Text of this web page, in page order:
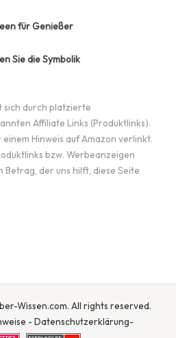
für Genießer
Sie die Symbolik
sich durch platzierte
Affiliate Links (Produktlinks).
Hinweis auf Amazon verlinkt.
bzw. Werbeanzeigen
der uns hilft, diese Seite
Wissen.com. All rights reserved.
- Datenschutzerklärung-